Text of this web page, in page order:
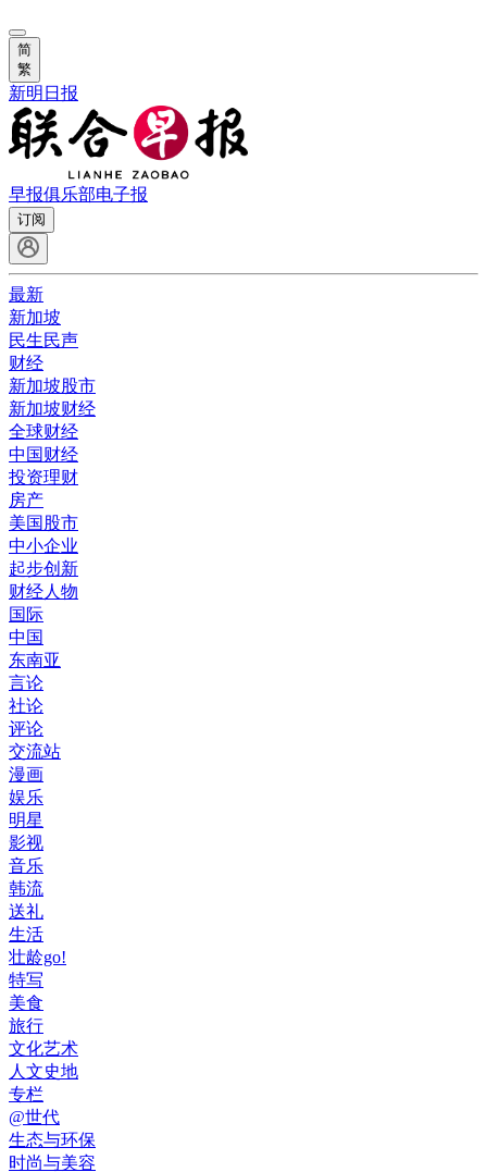
简
繁
新明日报
早报俱乐部电子报
订阅
最新
新加坡
民生民声
财经
新加坡股市
新加坡财经
全球财经
中国财经
投资理财
房产
美国股市
中小企业
起步创新
财经人物
国际
中国
东南亚
言论
社论
评论
交流站
漫画
娱乐
明星
影视
音乐
韩流
送礼
生活
壮龄go!
特写
美食
旅行
文化艺术
人文史地
专栏
@世代
生态与环保
时尚与美容